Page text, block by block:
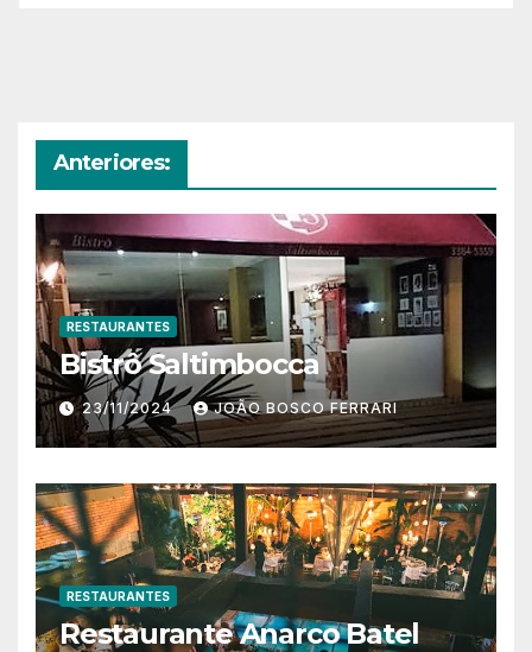
Anteriores:
RESTAURANTES
Bistrô Saltimbocca
23/11/2024 JOÃO BOSCO FERRARI
RESTAURANTES
Restaurante Anarco Batel